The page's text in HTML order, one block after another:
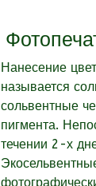
Нанесение
называется
сольвентные
пигмента.
течении 2-х